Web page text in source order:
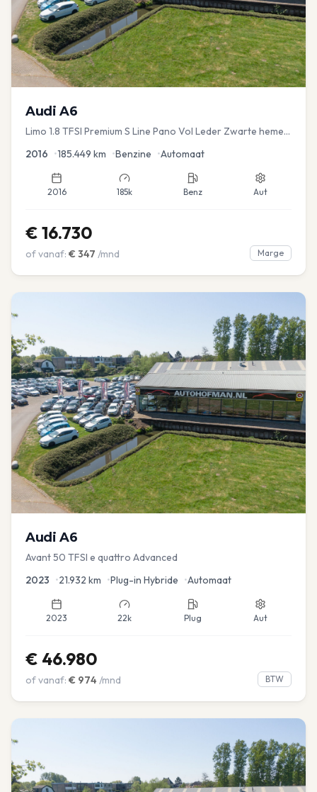
Audi A6
Limo 1.8 TFSI Premium S Line Pano Vol Leder Zwarte hemel
2016 •185.449 km •Benzine •Automaat
2016 185k Benz Aut
€ 16.730
of vanaf: € 347 /mnd Marge
Audi A6
Avant 50 TFSI e quattro Advanced
2023 •21.932 km •Plug-in Hybride •Automaat
2023 22k Plug Aut
€ 46.980
of vanaf: € 974 /mnd BTW